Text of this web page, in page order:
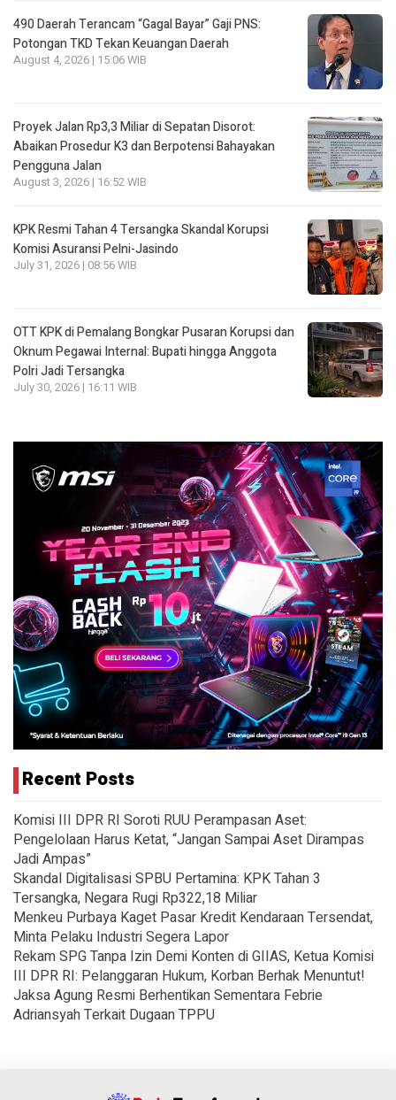
490 Daerah Terancam “Gagal Bayar” Gaji PNS:
Potongan TKD Tekan Keuangan Daerah
August 4, 2026 | 15:06 WIB
Proyek Jalan Rp3,3 Miliar di Sepatan Disorot:
Abaikan Prosedur K3 dan Berpotensi Bahayakan
Pengguna Jalan
August 3, 2026 | 16:52 WIB
KPK Resmi Tahan 4 Tersangka Skandal Korupsi
Komisi Asuransi Pelni-Jasindo
July 31, 2026 | 08:56 WIB
OTT KPK di Pemalang Bongkar Pusaran Korupsi dan
Oknum Pegawai Internal: Bupati hingga Anggota
Polri Jadi Tersangka
July 30, 2026 | 16:11 WIB
Recent Posts
Komisi III DPR RI Soroti RUU Perampasan Aset:
Pengelolaan Harus Ketat, “Jangan Sampai Aset Dirampas
Jadi Ampas”
Skandal Digitalisasi SPBU Pertamina: KPK Tahan 3
Tersangka, Negara Rugi Rp322,18 Miliar
Menkeu Purbaya Kaget Pasar Kredit Kendaraan Tersendat,
Minta Pelaku Industri Segera Lapor
Rekam SPG Tanpa Izin Demi Konten di GIIAS, Ketua Komisi
III DPR RI: Pelanggaran Hukum, Korban Berhak Menuntut!
Jaksa Agung Resmi Berhentikan Sementara Febrie
Adriansyah Terkait Dugaan TPPU